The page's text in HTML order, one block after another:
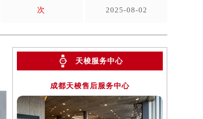
次
2025-08-02
天梭服务中心
成都天梭售后服务中心